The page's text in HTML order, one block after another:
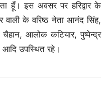
हूँ। इस अवसर पर हरिद्वार के
वाली के वरिष्ठ नेता आनंद सिंह,
आलोक कटियार, पुष्पेन्द्र
आदि उपस्थित रहे।